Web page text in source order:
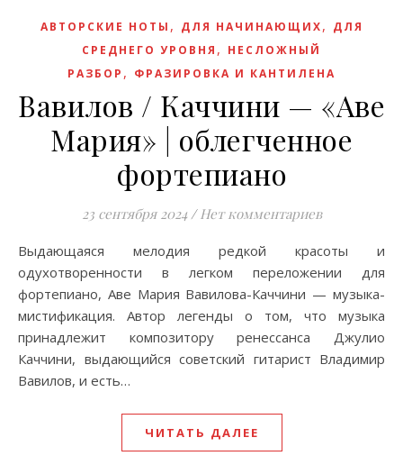
АВТОРСКИЕ НОТЫ , ДЛЯ НАЧИНАЮЩИХ, ДЛЯ
СРЕДНЕГО УРОВНЯ , НЕСЛОЖНЫЙ
РАЗБОР , ФРАЗИРОВКА И КАНТИЛЕНА
Вавилов / Каччини — «Аве
Мария» | облeгченное
фортепиано
23 сентября 2024 / Нет комментариев
Выдающаяся мелодия редкой красоты и
одухотворенности в легком переложении для
фортепиано, Аве Мария Вавилова-Каччини — музыка-
мистификация. Aвтор легенды о том, что музыка
принадлежит композитору ренессанса Джулио
Каччини, выдающийся советский гитарист Владимир
Вавилов, и есть…
ЧИТАТЬ ДАЛЕЕ